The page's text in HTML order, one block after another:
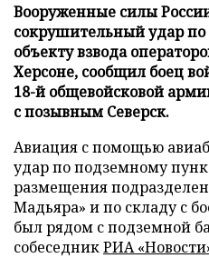
Вооруженные силы
сокрушительный удар
объекту взвода
Херсоне, сообщил боец
18-й общевойсковой
с позывным Северск.
Авиация с помощью
удар по подземному
размещения
Мадьяра» и по складу с
был рядом с подземной
собеседникРИА